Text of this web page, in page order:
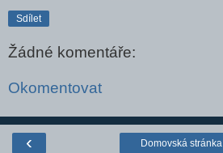
Sdílet
Žádné komentáře:
Okomentovat
‹ Domovská stránka